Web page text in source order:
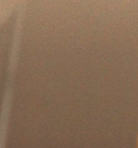
imagens de uma ilha
coloridas. Uma rara
e pontos